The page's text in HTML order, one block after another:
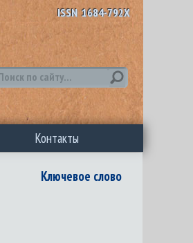
ISSN 1684-792X
Контакты
Ключевое слово